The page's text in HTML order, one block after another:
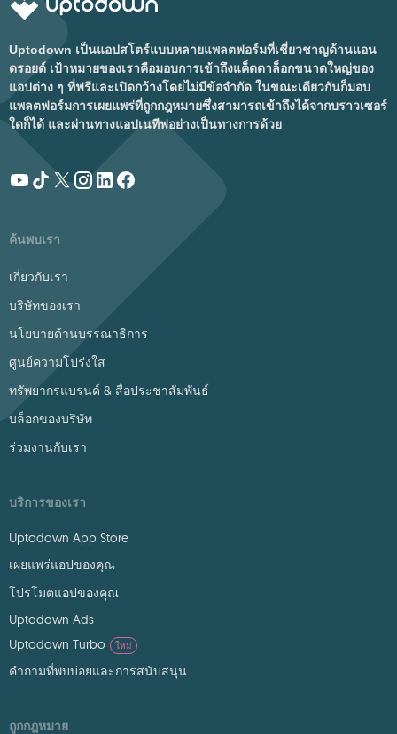
Uptodown เป็นแอปสโตร์แบบหลายแพลตฟอร์มที่เชี่ยวชาญด้านแอน
ดรอยด์ เป้าหมายของเราคือมอบการเข้าถึงแค็ตตาล็อกขนาดใหญ่ของ
แอปต่าง ๆ ที่ฟรีและเปิดกว้างโดยไม่มีข้อจำกัด ในขณะเดียวกันก็มอบ
แพลตฟอร์มการเผยแพร่ที่ถูกกฎหมายซึ่งสามารถเข้าถึงได้จากบราวเซอร์
ใดก็ได้ และผ่านทางแอปเนทีฟอย่างเป็นทางการด้วย
ค้นพบเรา
เกี่ยวกับเรา
บริษัทของเรา
นโยบายด้านบรรณาธิการ
ศูนย์ความโปร่งใส
ทรัพยากรแบรนด์ & สื่อประชาสัมพันธ์
บล็อกของบริษัท
ร่วมงานกับเรา
บริการของเรา
Uptodown App Store
เผยแพร่แอปของคุณ
โปรโมตแอปของคุณ
Uptodown Ads
Uptodown Turbo
ใหม่
คำถามที่พบบ่อยและการสนับสนุน
ถูกกฎหมาย